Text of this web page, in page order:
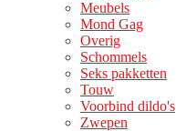
Meubels
Mond Gag
Overig
Schommels
Seks pakketten
Touw
Voorbind dildo's
Zwepen